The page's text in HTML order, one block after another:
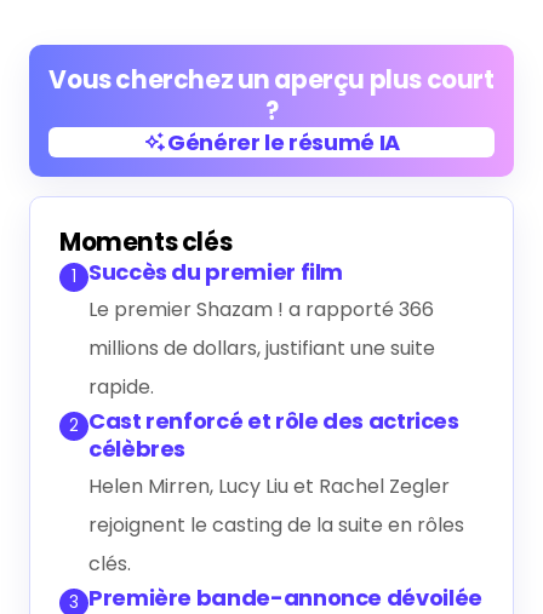
Vous cherchez un aperçu plus court
?
Générer le résumé IA
Générer le résumé IA
Moments clés
1 Succès du premier film
Le premier Shazam ! a rapporté 366
millions de dollars, justifiant une suite
rapide.
2 Cast renforcé et rôle des actrices
célèbres
Helen Mirren, Lucy Liu et Rachel Zegler
rejoignent le casting de la suite en rôles
clés.
3 Première bande-annonce dévoilée